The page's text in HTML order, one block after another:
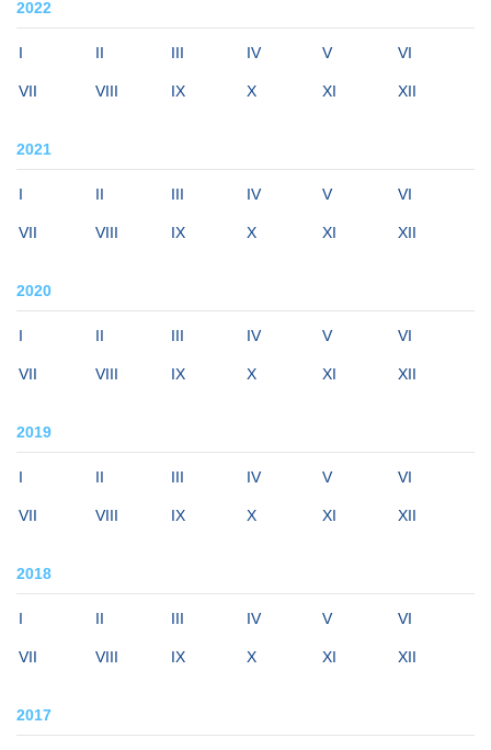
2022
I II III IV V VI
VII VIII IX X XI XII
2021
I II III IV V VI
VII VIII IX X XI XII
2020
I II III IV V VI
VII VIII IX X XI XII
2019
I II III IV V VI
VII VIII IX X XI XII
2018
I II III IV V VI
VII VIII IX X XI XII
2017